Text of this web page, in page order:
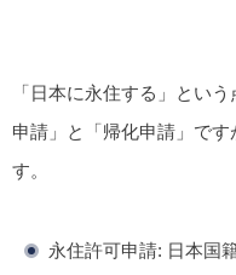
「日本に永住する」とい
申請」と「帰化申請」で
す。
永住許可申請: 日本国